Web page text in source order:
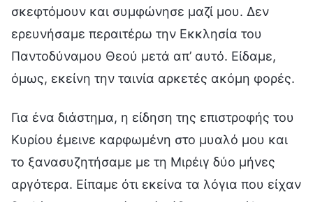
σκεφτόμουν και συμφώνησε μαζί μου. Δεν
ερευνήσαμε περαιτέρω την Εκκλησία του
Παντοδύναμου Θεού μετά απ’ αυτό. Είδαμε,
όμως, εκείνη την ταινία αρκετές ακόμη φορές.
Για ένα διάστημα, η είδηση της επιστροφής του
Κυρίου έμεινε καρφωμένη στο μυαλό μου και
το ξανασυζητήσαμε με τη Μιρέιγ δύο μήνες
αργότερα. Είπαμε ότι εκείνα τα λόγια που είχαν